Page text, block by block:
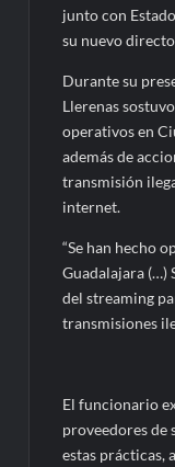
junto con
su nuevo
Durante su
Llerenas
operativos en
además de
transmisión
internet.
“Se han hecho
Guadalajara (…)
del streaming
transmisiones
El funcionario
proveedores de
estas prácticas,